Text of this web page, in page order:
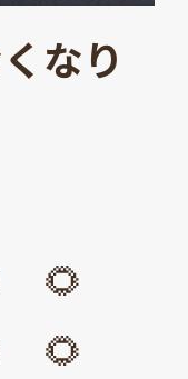
なり
🌻
🌻